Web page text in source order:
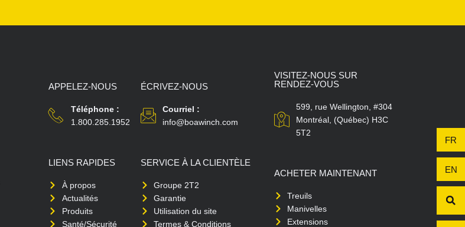
APPELEZ-NOUS
Téléphone :
1.800.285.1952
LIENS RAPIDES
À propos
Actualités
Produits
Santé/Sécurité
ÉCRIVEZ-NOUS
Courriel :
info@boawinch.com
SERVICE À LA CLIENTÈLE
Groupe 2T2
Garantie
Utilisation du site
Termes & Conditions
VISITEZ-NOUS SUR
RENDEZ-VOUS
599, rue Wellington, #304
Montréal, (Québec) H3C
5T2
ACHETER MAINTENANT
Treuils
Manivelles
Extensions
FR
EN